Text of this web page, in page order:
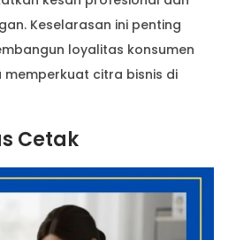
Keselarasan ini penting
loyalitas konsumen
citra bisnis di
Cetak